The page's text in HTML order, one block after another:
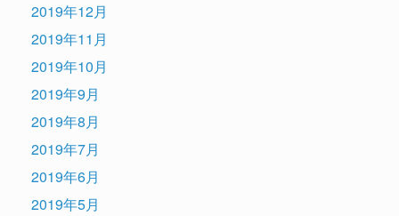
2019年12月
2019年11月
2019年10月
2019年9月
2019年8月
2019年7月
2019年6月
2019年5月